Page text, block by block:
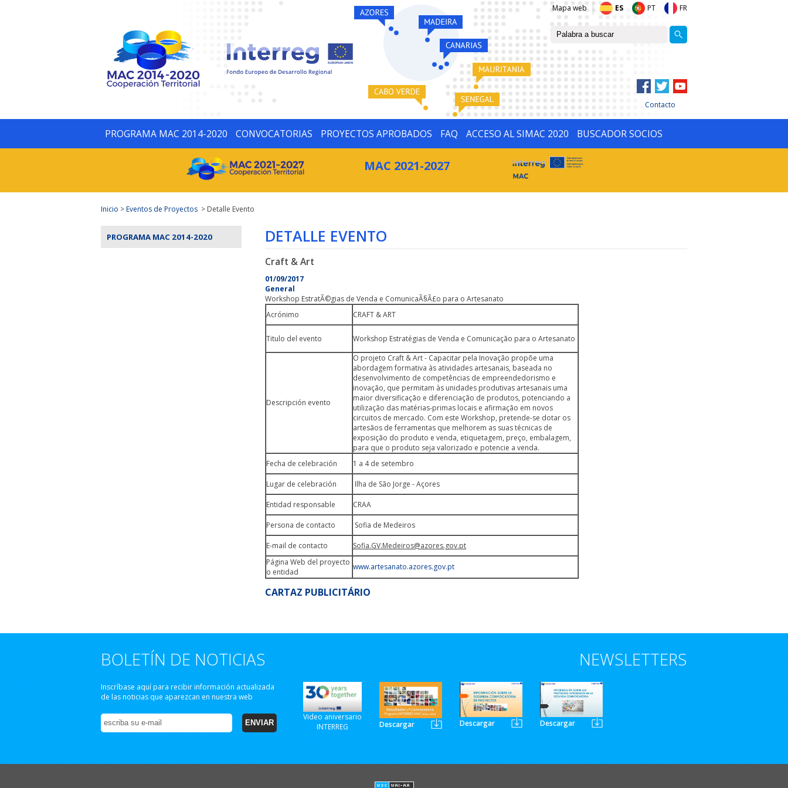
Mapa web ES PT FR
Contacto
PROGRAMA MAC 2014-2020 CONVOCATORIAS PROYECTOS APROBADOS FAQ ACCESO AL SIMAC 2020 BUSCADOR SOCIOS
MAC 2021-2027
Inicio >Eventos de Proyectos > Detalle Evento
PROGRAMA MAC 2014-2020 DETALLE EVENTO
Craft & Art
01/09/2017
General
Workshop EstratÃ©gias de Venda e ComunicaÃ§Ã£o para o Artesanato
Acrónimo
CRAFT & ART
Titulo del evento Workshop Estratégias de Venda e Comunicação para o Artesanato
Descripción evento
O projeto Craft & Art - Capacitar pela Inovação propõe uma
abordagem formativa às atividades artesanais, baseada no
desenvolvimento de competências de empreendedorismo e
inovação, que permitam às unidades produtivas artesanais uma
maior diversificação e diferenciação de produtos, potenciando a
utilização das matérias-primas locais e afirmação em novos
circuitos de mercado. Com este Workshop, pretende-se dotar os
artesãos de ferramentas que melhorem as suas técnicas de
exposição do produto e venda, etiquetagem, preço, embalagem,
para que o produto seja valorizado e potencie a venda.
Fecha de celebración
1 a 4 de setembro
Lugar de celebración Ilha de São Jorge - Açores
Entidad responsable CRAA
Persona de contacto Sofia de Medeiros
E-mail de contacto
Sofia.GV.Medeiros@azores.gov.pt
Página Web del proyecto
o entidad
www.artesanato.azores.gov.pt
CARTAZ PUBLICITÁRIO
BOLETÍN DE NOTICIAS
Inscríbase aquí para recibir información actualizada
de las noticias que aparezcan en nuestra web
NEWSLETTERS
Video aniversario
INTERREG
Descargar Descargar Descargar